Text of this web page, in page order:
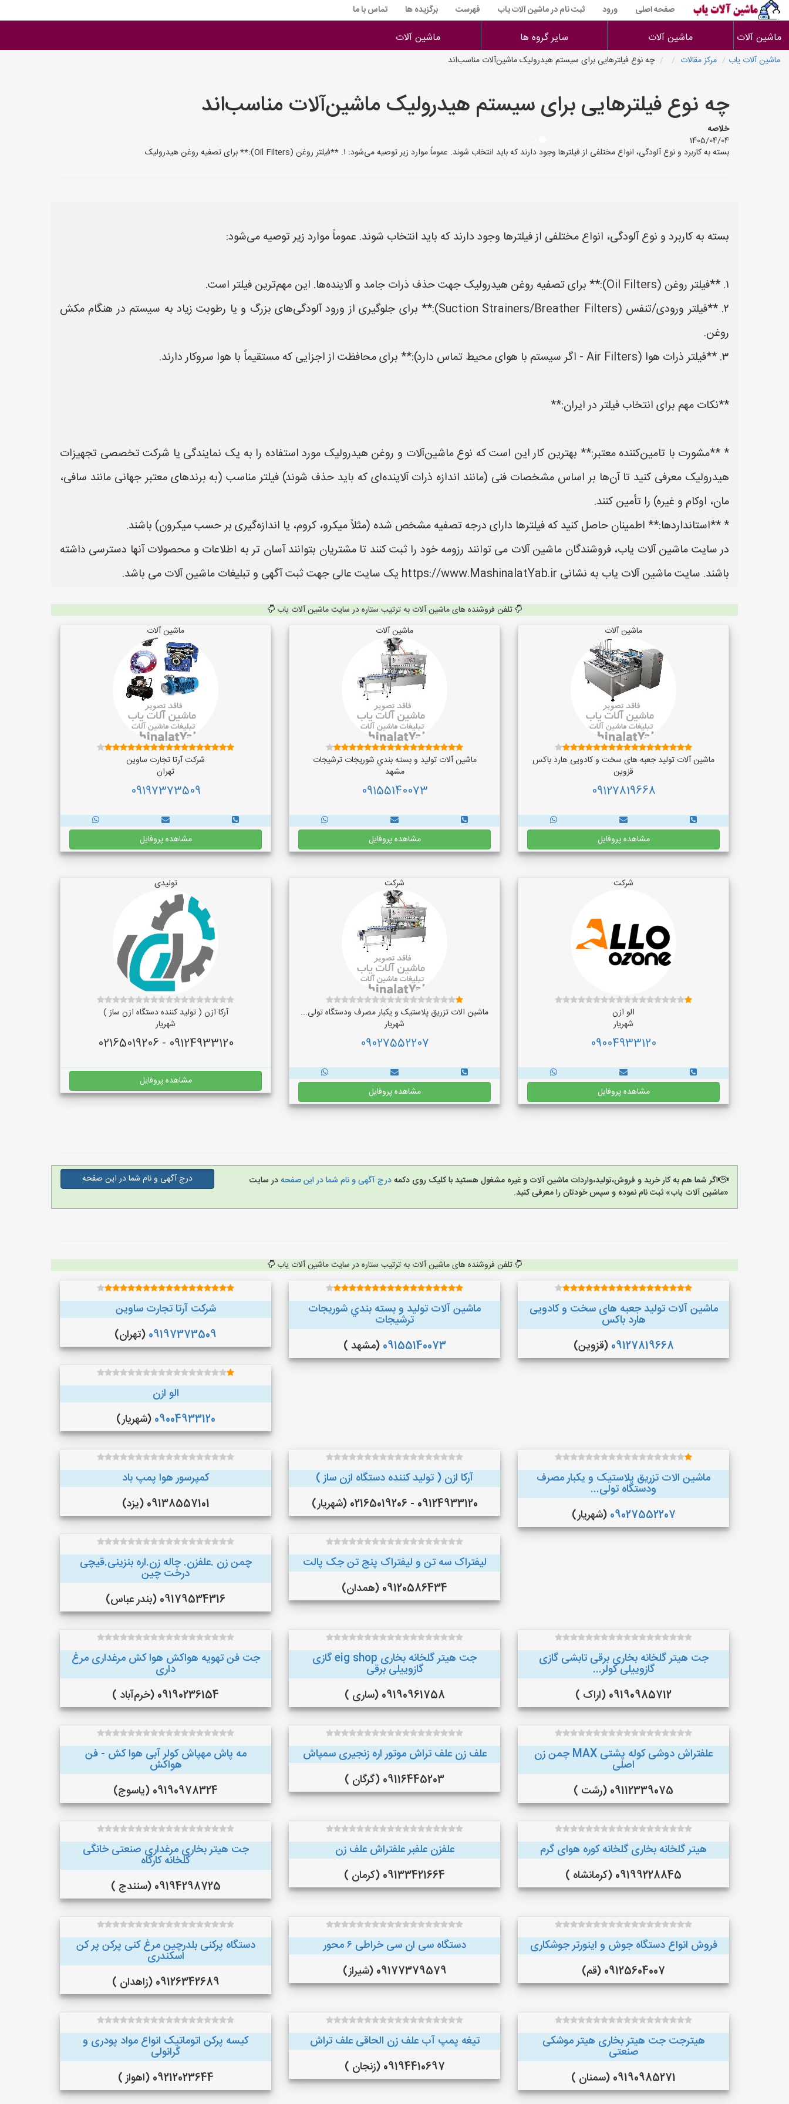
صفحه اصلی ورود ثبت نام در ماشین آلات یاب فهرست برگزیده ها تماس با ما
ماشین آلات ماشین آلات سایر گروه ها ماشین آلات
ماشین آلات یاب مرکز مقالات چه نوع فیلترهایی برای سیستم هیدرولیک ماشین‌آلات مناسب‌اند
چه نوع فیلترهایی برای سیستم هیدرولیک ماشین‌آلات مناسب‌اند
خلاصه
1405/04/04
بسته به کاربرد و نوع آلودگی، انواع مختلفی از فیلترها وجود دارند که باید انتخاب شوند. عموماً موارد زیر توصیه می‌شود: ۱. **فیلتر روغن (Oil Filters):** برای تصفیه روغن هیدرولیک
بسته به کاربرد و نوع آلودگی، انواع مختلفی از فیلترها وجود دارند که باید انتخاب شوند. عموماً موارد زیر توصیه می‌شود:
۱. **فیلتر روغن (Oil Filters):** برای تصفیه روغن هیدرولیک جهت حذف ذرات جامد و آلاینده‌ها. این مهم‌ترین فیلتر است.
۲. **فیلتر ورودی/تنفس (Suction Strainers/Breather Filters):** برای جلوگیری از ورود آلودگی‌های بزرگ و یا رطوبت زیاد به سیستم در هنگام مکش
روغن.
۳. **فیلتر ذرات هوا (Air Filters - اگر سیستم با هوای محیط تماس دارد):** برای محافظت از اجزایی که مستقیماً با هوا سروکار دارند.
**نکات مهم برای انتخاب فیلتر در ایران:**
* **مشورت با تامین‌کننده معتبر:** بهترین کار این است که نوع ماشین‌آلات و روغن هیدرولیک مورد استفاده را به یک نمایندگی یا شرکت تخصصی تجهیزات
هیدرولیک معرفی کنید تا آن‌ها بر اساس مشخصات فنی (مانند اندازه ذرات آلاینده‌ای که باید حذف شوند) فیلتر مناسب (به برندهای معتبر جهانی مانند سافی،
مان، اوکام و غیره) را تأمین کنند.
* **استانداردها:** اطمینان حاصل کنید که فیلترها دارای درجه تصفیه مشخص شده (مثلاً میکرو، کروم، یا اندازه‌گیری بر حسب میکرون) باشند.
در سایت ماشین آلات یاب، فروشندگان ماشین آلات می توانند رزومه خود را ثبت کنند تا مشتریان بتوانند آسان تر به اطلاعات و محصولات آنها دسترسی داشته
باشند. سایت ماشین آلات یاب به نشانی https://www.MashinalatYab.ir یک سایت عالی جهت ثبت آگهی و تبلیغات ماشین آلات می باشد.
تلفن فروشنده های ماشین آلات به ترتیب ستاره در سایت ماشین آلات یاب
ماشین آلات
ماشین آلات تولید جعبه های سخت و کادویی هارد باکس
قزوین
09127819668
مشاهده پروفایل
ماشین آلات
ماشین آلات توليد و بسته بندي شوريجات ترشيجات
مشهد
09155140073
مشاهده پروفایل
ماشین آلات
شرکت آرتا تجارت ساوین
تهران
09197373509
مشاهده پروفایل
شرکت
الو ازن
شهریار
09004933120
مشاهده پروفایل
شرکت
ماشین الات تزریق پلاستیک و یکبار مصرف ودستگاه تولی...
شهریار
09027552207
مشاهده پروفایل
تولیدی
آرکا ازن ( تولید کننده دستگاه ازن ساز )
شهریار
09124933120 - 02165019206
مشاهده پروفایل
اگر شما هم به کار خرید و فروش،تولید،واردات ماشین آلات و غیره مشغول هستید با کلیک روی دکمهدرج آگهی و نام شما در این صفحهدر سایت
«ماشین آلات یاب» ثبت نام نموده و سپس خودتان را معرفی کنید.
درج آگهی و نام شما در این صفحه
تلفن فروشنده های ماشین آلات به ترتیب ستاره در سایت ماشین آلات یاب
ماشین آلات تولید جعبه های سخت و کادویی
هارد باکس
09127819668 (قزوین)
ماشین آلات توليد و بسته بندي شوريجات
ترشيجات
09155140073 (مشهد )
شرکت آرتا تجارت ساوین
09197373509 (تهران)
الو ازن
09004933120 (شهریار)
ماشین الات تزریق پلاستیک و یکبار مصرف
ودستگاه تولی...
09027552207 (شهریار)
آرکا ازن ( تولید کننده دستگاه ازن ساز )
09124933120 - 02165019206 (شهریار)
کمپرسور هوا پمپ باد
09138557101 (یزد)
لیفتراک سه تن و لیفتراک پنج تن جک پالت
09120586434 (همدان)
چمن زن .علفزن. چاله زن.اره بنزینی.قیچی
درخت چین
09179534316 (بندر عباس)
جت هیتر گلخانه بخاری برقی تابشی گازی
گازوییلی کولر...
09190985712 (اراک )
جت هیتر گلخانه بخاری eig shop گازی
گازوییلی برقی
09190961758 (ساری )
جت فن تهویه هواکش هوا کش مرغداری مرغ
داری
09190236154 (خرم‌آباد )
علفتراش دوشی کوله پشتی MAX چمن زن
اصلی
09112339075 (رشت )
علف زن علف تراش موتور اره زنجیری سمپاش
09116445203 (گرگان )
مه پاش مهپاش کولر آبی هوا کش - فن
هواکش
09190978324 (یاسوج)
هیتر گلخانه بخاری گلخانه کوره هوای گرم
09199228845 (کرمانشاه )
علفزن علفبر علفتراش علف زن
09133421664 (کرمان )
جت هیتر بخاری مرغداری صنعتی خانگی
گلخانه کارگاه
09194298725 (سنندج )
فروش انواع دستگاه جوش و اینورتر جوشکاری
09125604007 (قم)
دستگاه سی ان سی خراطی ۶ محور
09177379579 (شیراز)
دستگاه پرکنی بلدرچین مرغ کنی پرکن پر کن
اسکندری
09126342689 (زاهدان )
هیترجت جت هیتر بخاری هیتر موشکی
صنعتی
09190985271 (سمنان )
تیغه پمپ آب علف زن الحاقی علف تراش
09194410697 (زنجان )
کیسه پرکن اتوماتیک انواع مواد پودری و
گرانولی
09212023644 (اهواز )